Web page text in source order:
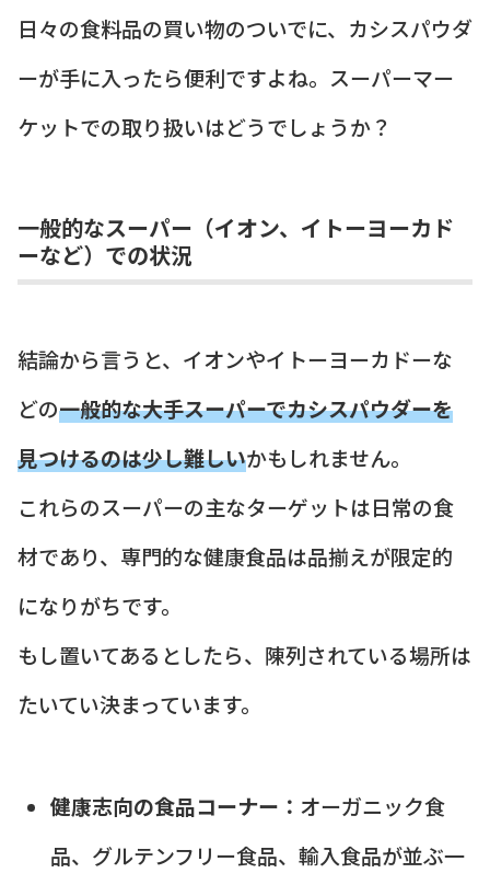
日々の食料品の買い物のついでに、カシスパウダ
ーが手に入ったら便利ですよね。スーパーマー
ケットでの取り扱いはどうでしょうか？
一般的なスーパー（イオン、イトーヨーカド
ーなど）での状況
結論から言うと、イオンやイトーヨーカドーな
どの一般的な大手スーパーでカシスパウダーを
見つけるのは少し難しいかもしれません。
これらのスーパーの主なターゲットは日常の食
材であり、専門的な健康食品は品揃えが限定的
になりがちです。
もし置いてあるとしたら、陳列されている場所は
たいてい決まっています。
健康志向の食品コーナー： オーガニック食
品、グルテンフリー食品、輸入食品が並ぶ一